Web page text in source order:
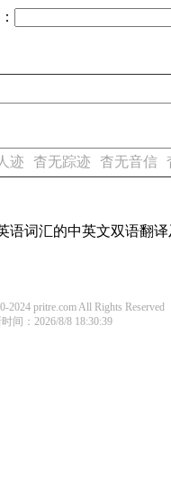
迹 杳无踪迹 杳无音信
词汇的中英文双语翻
2024 pritre.com All Rights Reserved
间：2026/8/8 18:30:39